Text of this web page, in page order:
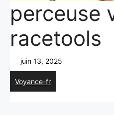
perceuse
racetools
juin 13, 2025
Voyance-fr